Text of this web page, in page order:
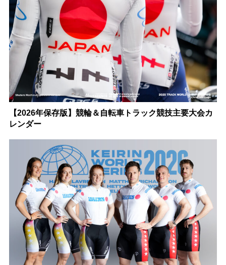
【2026年保存版】競輪＆自転車トラック競技主要大会カ
レンダー